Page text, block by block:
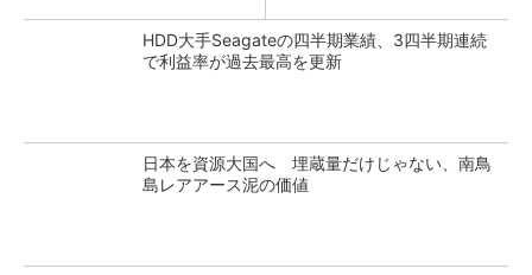
HDD大手Seagateの四半期業績、3四半期連続
で利益率が過去最高を更新
日本を資源大国へ 埋蔵量だけじゃない、南鳥
島レアアース泥の価値